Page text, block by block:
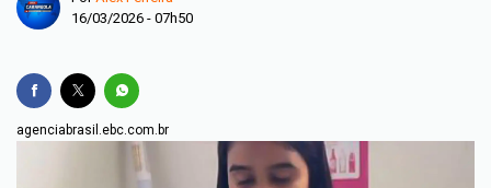
16/03/2026 - 07h50
agenciabrasil.ebc.com.br